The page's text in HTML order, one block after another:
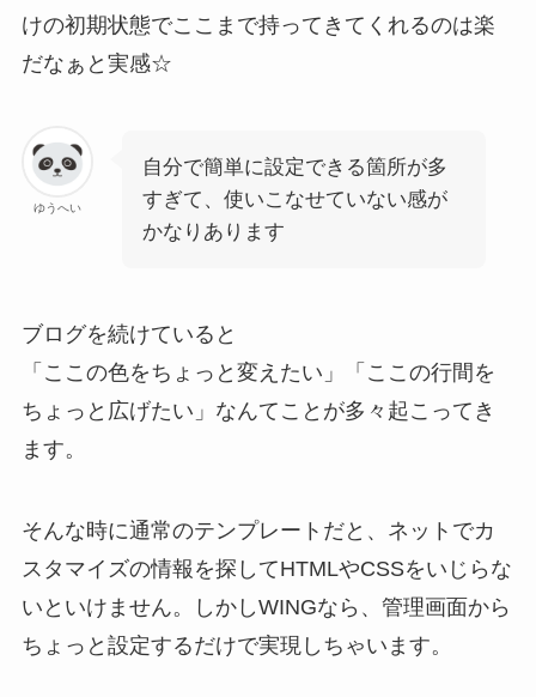
けの初期状態でここまで持ってきてくれるのは楽
だなぁと実感☆
ゆうへい
自分で簡単に設定できる箇所が多
すぎて、使いこなせていない感が
かなりあります
ブログを続けていると
「ここの色をちょっと変えたい」「ここの行間を
ちょっと広げたい」なんてことが多々起こってき
ます。
そんな時に通常のテンプレートだと、ネットでカ
スタマイズの情報を探してHTMLやCSSをいじらな
いといけません。しかしWINGなら、管理画面から
ちょっと設定するだけで実現しちゃいます。